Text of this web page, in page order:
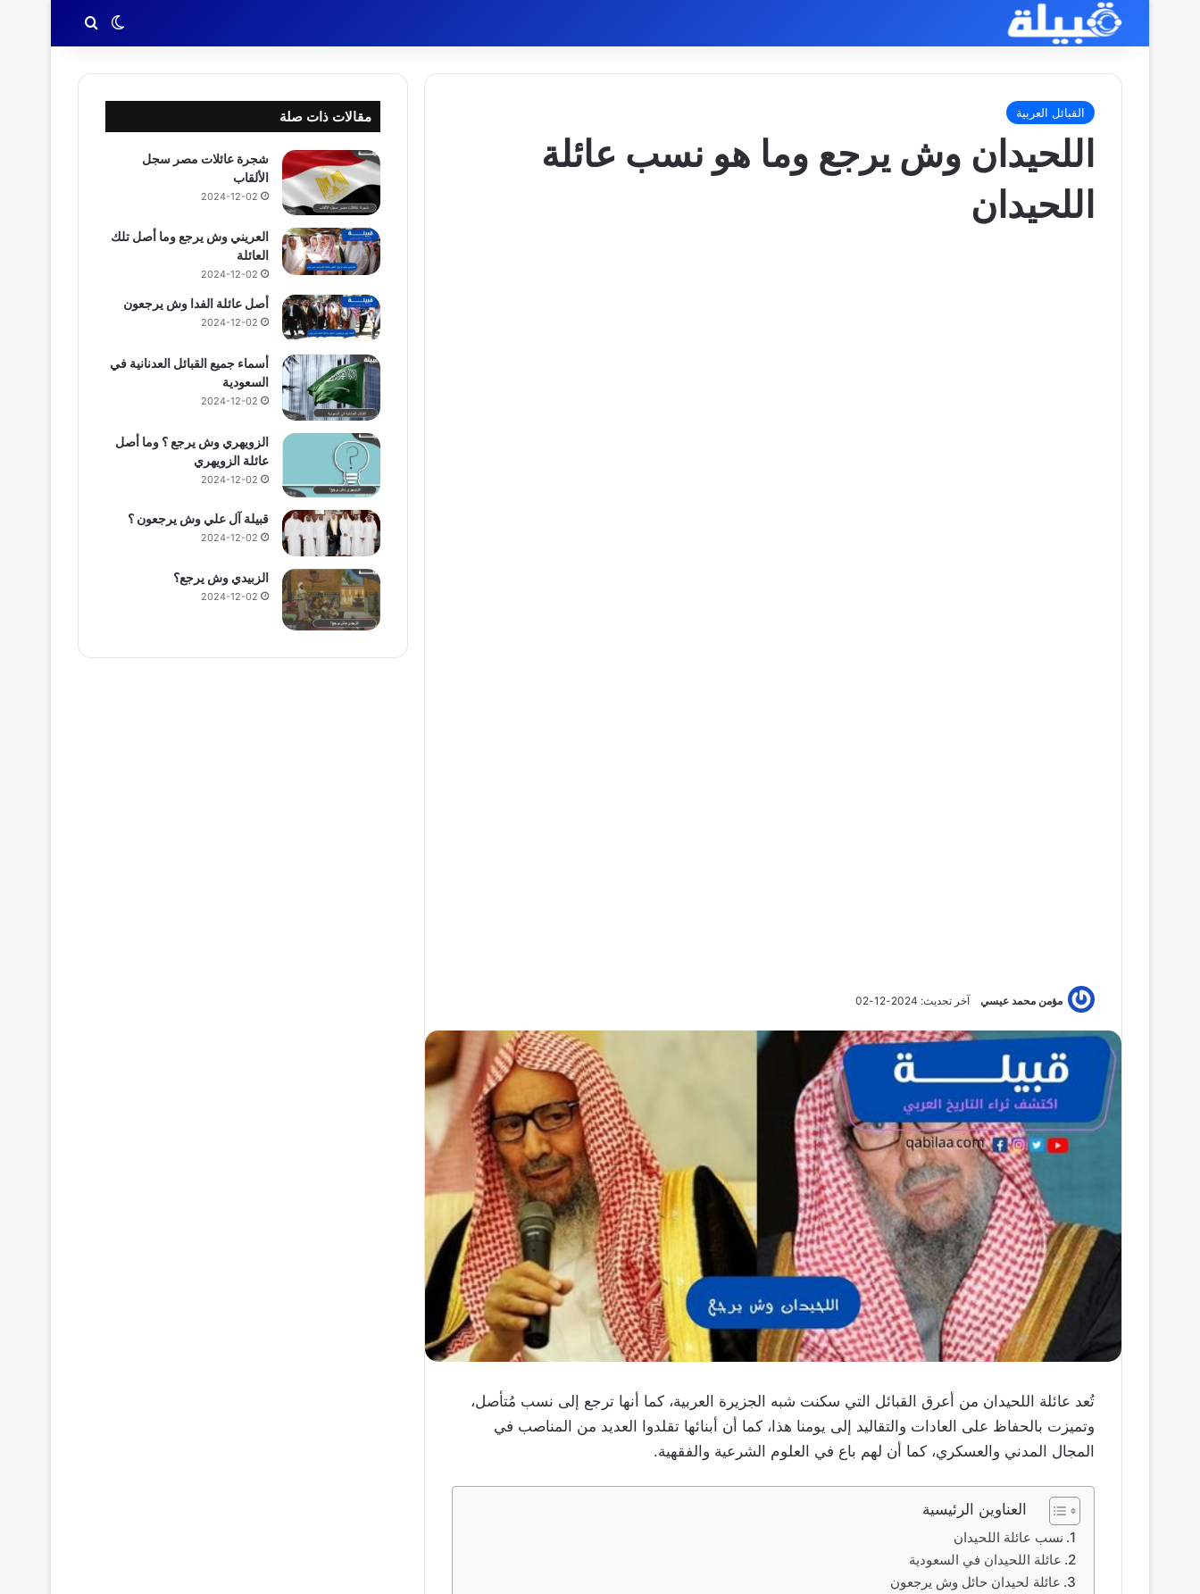
الوضع المظلم
بحث عن
القبائل العربية
اللحيدان وش يرجع وما هو نسب عائلة
اللحيدان
مؤمن محمد عيسي آخر تحديث: 2024-12-02
تُعد عائلة اللحيدان من أعرق القبائل التي سكنت شبه الجزيرة العربية، كما أنها ترجع إلى نسب مُتأصل،
وتميزت بالحفاظ على العادات والتقاليد إلى يومنا هذا، كما أن أبنائها تقلدوا العديد من المناصب في
المجال المدني والعسكري، كما أن لهم باع في العلوم الشرعية والفقهية.
العناوين الرئيسية
نسب عائلة اللحيدان
عائلة اللحيدان في السعودية
عائلة لحيدان حائل وش يرجعون
مقالات ذات صلة
شجرة عائلات مصر سجل
الألقاب
2024-12-02
العريني وش يرجع وما أصل تلك
العائلة
2024-12-02
أصل عائلة الفدا وش يرجعون
2024-12-02
أسماء جميع القبائل العدنانية في
السعودية
2024-12-02
الزويهري وش يرجع ؟ وما أصل
عائلة الزويهري
2024-12-02
قبيلة آل علي وش يرجعون ؟
2024-12-02
الزبيدي وش يرجع؟
2024-12-02